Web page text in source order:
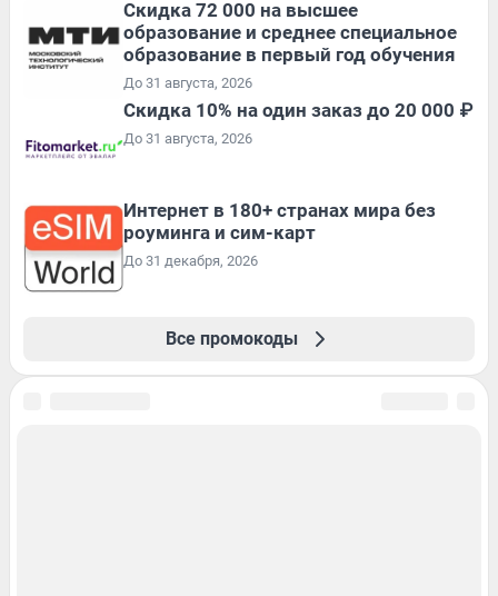
Скидка 72 000 на высшее
образование и среднее специальное
образование в первый год обучения
До 31 августа, 2026
Скидка 10% на один заказ до 20 000 ₽
До 31 августа, 2026
Интернет в 180+ странах мира без
роуминга и сим-карт
До 31 декабря, 2026
Все промокоды